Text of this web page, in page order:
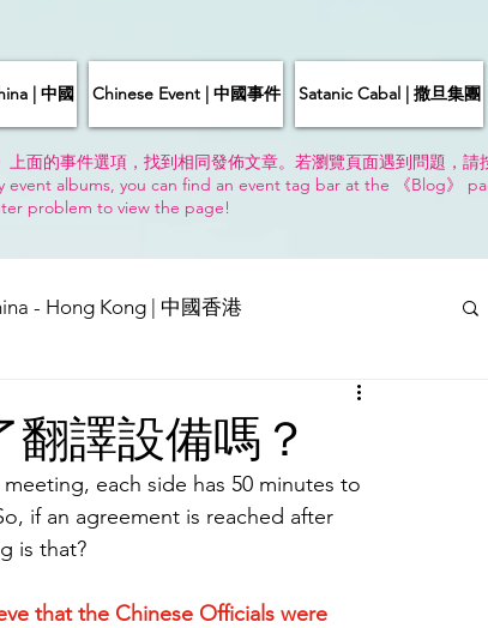
| 中國 Chinese Event | 中國事件 Satanic Cabal | 撒旦集團
面的事件選項，找到相同發佈文章。若瀏覽頁面遇到問題，請
albums, you can find an event tag bar at the 《Blog》
problem to view the page!
- Hong Kong | 中國香港
| 流行病 & 健康 World | 世界
譯設備嗎？
each side has 50 minutes to
if an agreement is reached after
is that?
that the Chinese Officials were